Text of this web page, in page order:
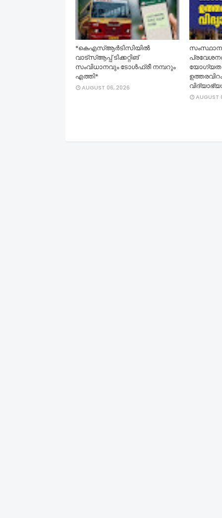
*കെഎസ്ആര്‍ടിസിയിൽ
വാട്‌സ്ആപ്പ് ടിക്കറ്റിങ്
സംവിധാനവും ടോൾഫ്രീ നമ്പറും
എത്തി*
AUGUST 06, 2026
യോഗ്യത
AUGUST